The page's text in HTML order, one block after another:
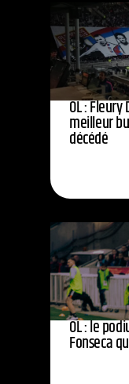
OL :
meilleur
décédé
OL : le
Fonseca